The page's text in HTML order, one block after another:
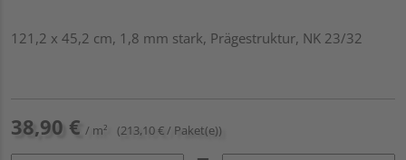
121,2 x 45,2 cm, 1,8 mm stark, Prägestruktur, NK 23/32
38,90 € / m² (213,10 € / Paket(e))